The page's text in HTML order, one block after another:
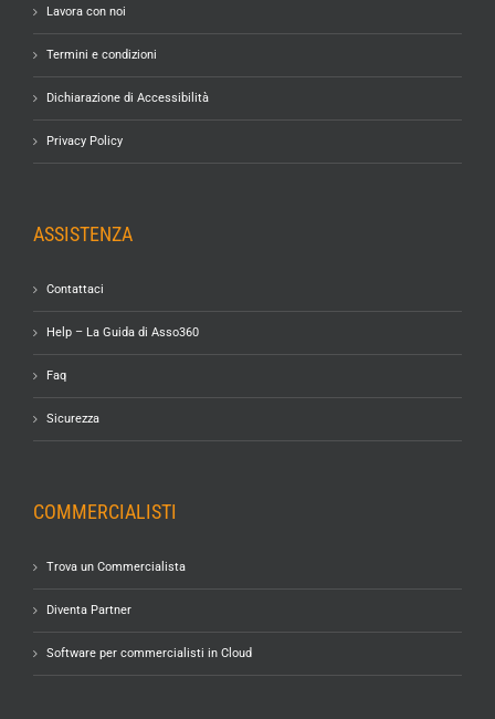
Lavora con noi
Termini e condizioni
Dichiarazione di Accessibilità
Privacy Policy
ASSISTENZA
Contattaci
Help – La Guida di Asso360
Faq
Sicurezza
COMMERCIALISTI
Trova un Commercialista
Diventa Partner
Software per commercialisti in Cloud